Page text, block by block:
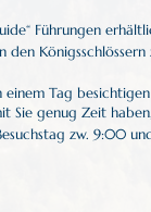
Führungen
einem Tag
Sie genug Zeit
zw. 9:00